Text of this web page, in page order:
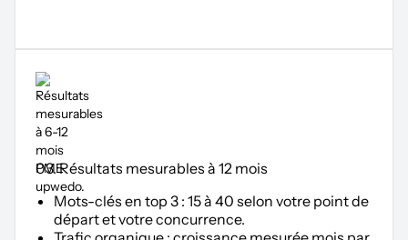
03. Résultats mesurables à 12 mois
Mots-clés en top 3 : 15 à 40 selon votre point de
départ et votre concurrence.